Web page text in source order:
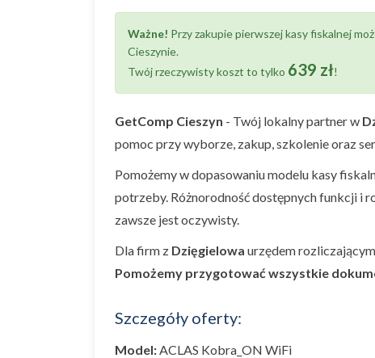
Ważne! Przy zakupie pierwszej kasy fiskalnej
Cieszynie.
Twój rzeczywisty koszt to tylko 639 zł!
GetComp Cieszyn - Twój lokalny partner w
pomoc przy wyborze, zakup, szkolenie oraz
Pomożemy w dopasowaniu modelu kasy
potrzeby. Różnorodność dostępnych funkcji i
zawsze jest oczywisty.
Dla firm z Dzięgielowa urzędem
Pomożemy przygotować wszystkie
Szczegóły oferty:
Model:ACLAS Kobra_ON WiFi